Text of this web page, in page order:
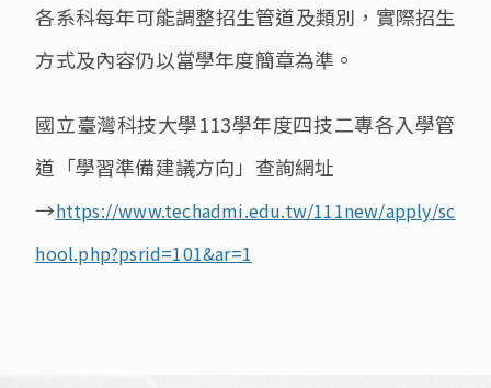
各系科每年可能調整招生管道及類別，實際招生
方式及內容仍以當學年度簡章為準。
國立臺灣科技大學113學年度四技二專各入學管
道「學習準備建議方向」查詢網址
→https://www.techadmi.edu.tw/111new/apply/sc
hool.php?psrid=101&ar=1